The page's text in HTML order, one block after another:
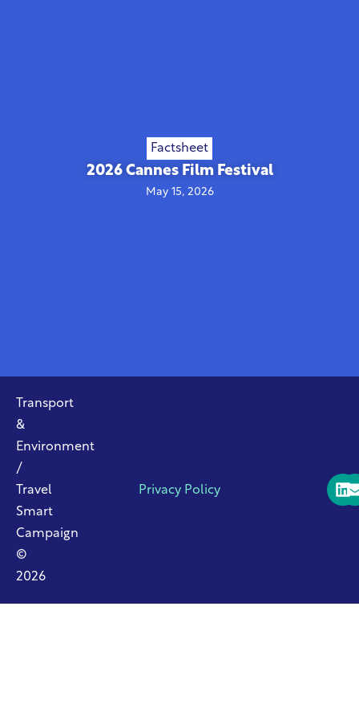
Factsheet
2026 Cannes Film Festival
May 15, 2026
Transport
&
Environment
/
Travel
Smart
Campaign
©
2026
Privacy Policy